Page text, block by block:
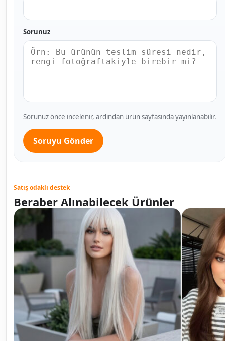
Sorunuz
Sorunuz önce incelenir, ardından ürün sayfasında yayınlanabilir.
Soruyu Gönder
Satış odaklı destek
Beraber Alınabilecek Ürünler